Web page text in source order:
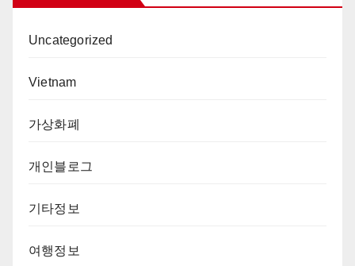
Uncategorized
Vietnam
가상화폐
개인블로그
기타정보
여행정보